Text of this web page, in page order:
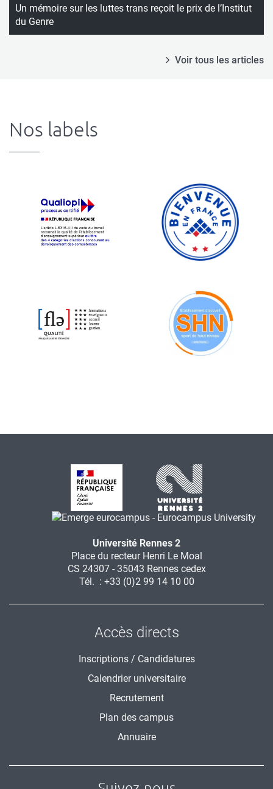
Un mémoire sur les luttes trans reçoit le prix de l’Institut
du Genre
Voir tous les articles
Nos labels
Université Rennes 2
Place du recteur Henri Le Moal
CS 24307 - 35043 Rennes cedex
Tél. : +33 (0)2 99 14 10 00
Accès directs
Inscriptions / Candidatures
Calendrier universitaire
Recrutement
Plan des campus
Annuaire